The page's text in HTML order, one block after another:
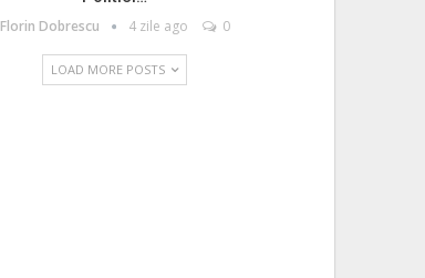
Florin Dobrescu 4 zile ago 0
LOAD MORE POSTS